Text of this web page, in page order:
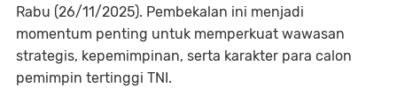
Rabu (26/11/2025). Pembekalan ini menjadi
momentum penting untuk memperkuat wawasan
strategis, kepemimpinan, serta karakter para calon
pemimpin tertinggi TNI.